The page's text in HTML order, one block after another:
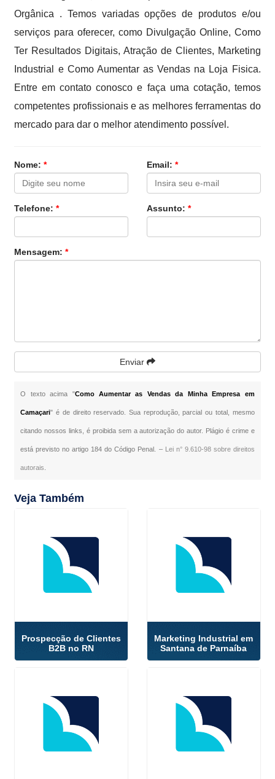
Orgânica . Temos variadas opções de produtos e/ou
serviços para oferecer, como Divulgação Online, Como
Ter Resultados Digitais, Atração de Clientes, Marketing
Industrial e Como Aumentar as Vendas na Loja Fisica.
Entre em contato conosco e faça uma cotação, temos
competentes profissionais e as melhores ferramentas do
mercado para dar o melhor atendimento possível.
Nome:* Email: *
Telefone:* Assunto: *
Mensagem:*
Enviar
O texto acima "Como Aumentar as Vendas da Minha Empresa em
Camaçari" é de direito reservado. Sua reprodução, parcial ou total, mesmo
citando nossos links, é proibida sem a autorização do autor. Plágio é crime e
está previsto no artigo 184 do Código Penal. – Lei n° 9.610-98 sobre direitos
autorais
Veja Também
Prospecção de Clientes
B2B no RN
Marketing Industrial em
Santana de Parnaíba